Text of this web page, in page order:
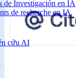
de Investigación en IA
de recherche en IA
cứu AI